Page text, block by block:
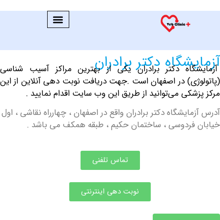
دکتر برادران
دکتر برادران یکی از بهترین مراکز آسیب شناسی
در اصفهان است .جهت دریافت نوبت دهی آنلاین از این
می‌توانید از طریق این وب سایت اقدام نمایید .
دکتر برادران واقع در اصفهان ، چهارراه نقاشی ، اول
فردوسی ، ساختمان حکیم ، طبقه همکف می باشد .
تماس تلفنی
نوبت دهی اینترنتی